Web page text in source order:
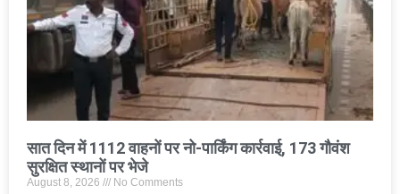
सात दिन में 1112 वाहनों पर नो-पार्किंग कार्रवाई, 173 गौवंश
सुरक्षित स्थानों पर भेजे
August 8, 2026 No Comments